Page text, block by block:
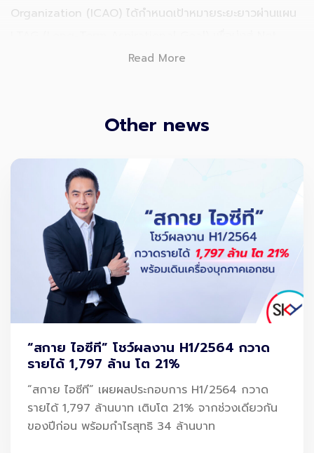
Read More
Organization (ICAO) ได้กำหนดเป้าหมายระยะยาวผ่านแผน
Zero Carbon ภายในปี 2050 โดยอุตสาหกรรมการบินใน
คำถามสำคัญจึงไม่ใช่ “จะลดพลังงานหรือไม่” แต่คือ “จะลด
อย่างไร โดยไม่กระทบการเติบโตของการเดินทาง”
คำตอบ
ของสนามบินยุคใหม่ คือการใช้ “ข้อมูล”
“ลดเวลา” = “ลดพลังงาน” กลยุทธ์ที่ทรง
Other news
“สกาย ไอซีที” โชว์ผลงาน H1/2564 กวาด
รายได้ 1,797 ล้าน โต 21%
“สกาย ไอซีที” เผยผลประกอบการ H1/2564 กวาด
รายได้ 1,797 ล้านบาท เติบโต 21% จากช่วงเดียวกัน
ของปีก่อน พร้อมกำไรสุทธิ 34 ล้านบาท